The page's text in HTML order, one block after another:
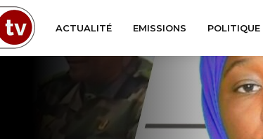
ACTUALITÉ EMISSIONS POLITIQUE